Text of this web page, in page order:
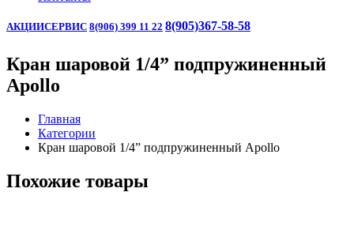
АКЦИИСЕРВИС 8(906) 399 11 22 8(905)367-58-58
Кран шаровой 1/4” подпружиненный
Apollo
Главная
Категории
Кран шаровой 1/4” подпружиненный Apollo
Похожие товары